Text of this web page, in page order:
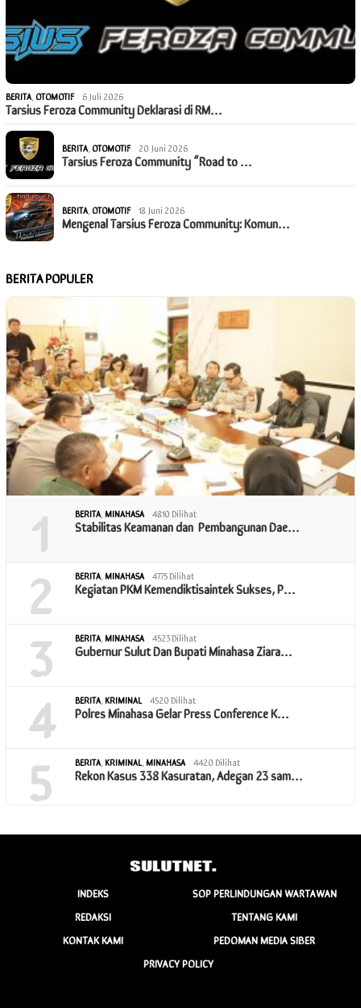
BERITA,OTOMOTIF 6 Juli 2026
Tarsius Feroza Community Deklarasi di RM…
BERITA,OTOMOTIF 20 Juni 2026
Tarsius Feroza Community “Road to …
BERITA,OTOMOTIF 18 Juni 2026
Mengenal Tarsius Feroza Community: Komun…
BERITA POPULER
1 BERITA,MINAHASA 4810 Dilihat
Stabilitas Keamanan dan Pembangunan Dae…
2 BERITA,MINAHASA 4775 Dilihat
Kegiatan PKM Kemendiktisaintek Sukses, P…
3 BERITA,MINAHASA 4523 Dilihat
Gubernur Sulut Dan Bupati Minahasa Ziara…
4 BERITA,KRIMINAL 4520 Dilihat
Polres Minahasa Gelar Press Conference K…
5 BERITA,KRIMINAL,MINAHASA 4420 Dilihat
Rekon Kasus 338 Kasuratan, Adegan 23 sam…
INDEKS
SOP PERLINDUNGAN WARTAWAN
REDAKSI
TENTANG KAMI
KONTAK KAMI
PEDOMAN MEDIA SIBER
PRIVACY POLICY